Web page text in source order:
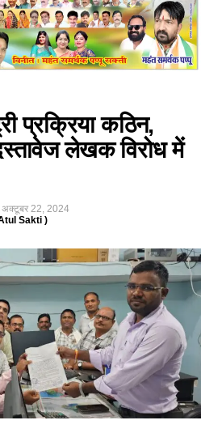
प्रक्रिया कठिन,
लेखक विरोध में
अक्टूबर 22, 2024
Sakti )